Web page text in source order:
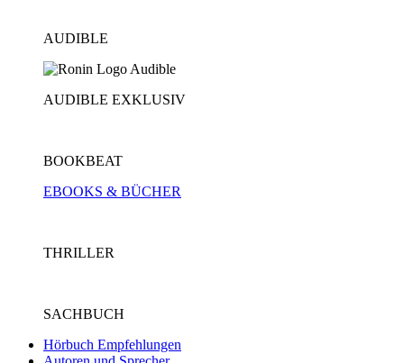
AUDIBLE
AUDIBLE EXKLUSIV
BOOKBEAT
EBOOKS & BÜCHER
THRILLER
SACHBUCH
Hörbuch Empfehlungen